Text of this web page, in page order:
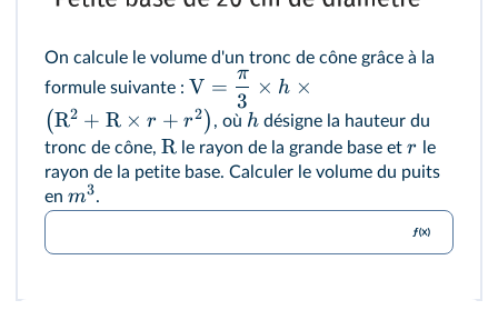
On calcule le volume d'un tronc de cône grâce à la
formule suivante : V =
3
π
× h ×
(R2 + R × r + r2) , où hdésigne la hauteur du
tronc de cône, R le rayon de la grande base et r le
rayon de la petite base. Calculer le volume du puits
en m3.